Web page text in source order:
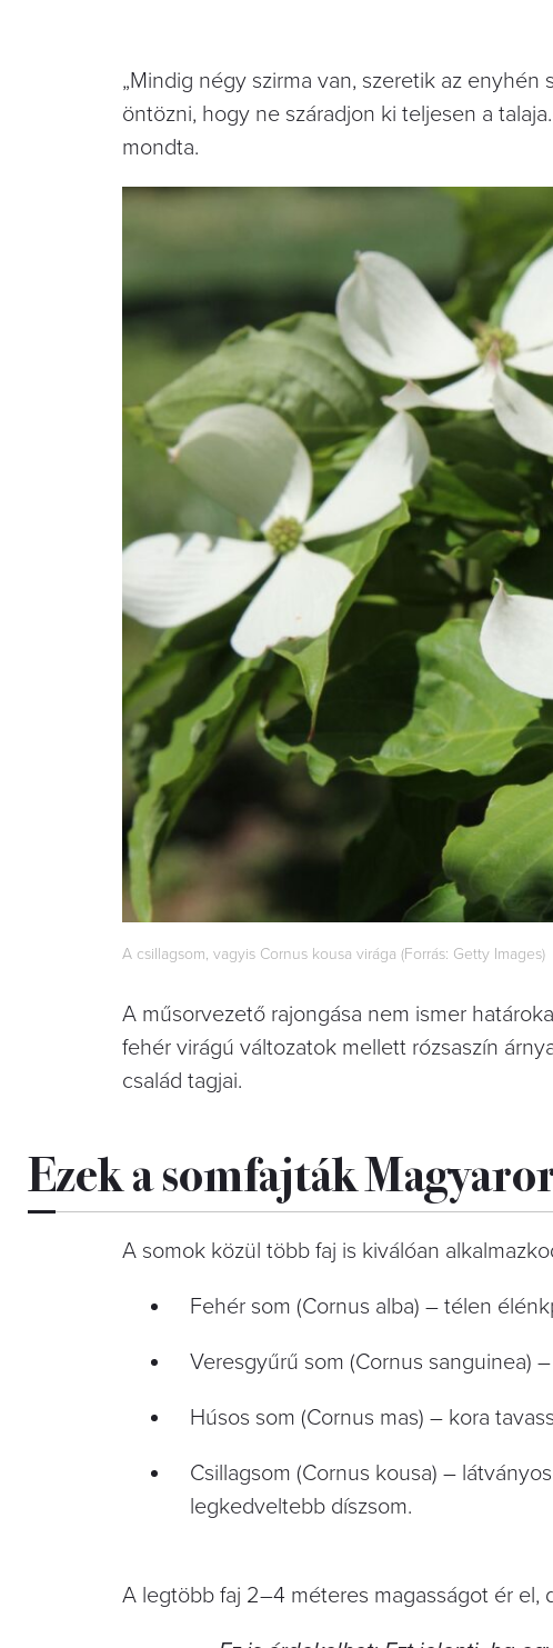
„Mindig négy szirma van, szeretik az
öntözni, hogy ne száradjon ki teljesen a
mondta.
A csillagsom, vagyis Cornus kousa virága (Forrás: Getty Images)
A műsorvezető rajongása nem ismer
fehér virágú változatok mellett rózsaszín
család tagjai.
Ezek a somfajták
A somok közül több faj is kiválóan
Fehér som (Cornus alba) – télen
Veresgyűrű som (Cornus sanguinea)
Húsos som (Cornus mas) – kora
Csillagsom (Cornus kousa) –
legkedveltebb díszsom.
A legtöbb faj 2–4 méteres magasságot ér